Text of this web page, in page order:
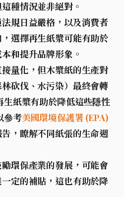
種情況並非絕對。
規日益嚴格，以及消費者
選擇再生紙漿可能有助於
和提升品牌形象。
量化，但木漿紙的生產對
砍伐、水污染）最終會轉
生紙漿有助於降低這些隱性
參考美國環境保護署 (EPA)
，瞭解不同紙張的生命週
環保產業的發展，可能會
定的補貼，這也有助於降